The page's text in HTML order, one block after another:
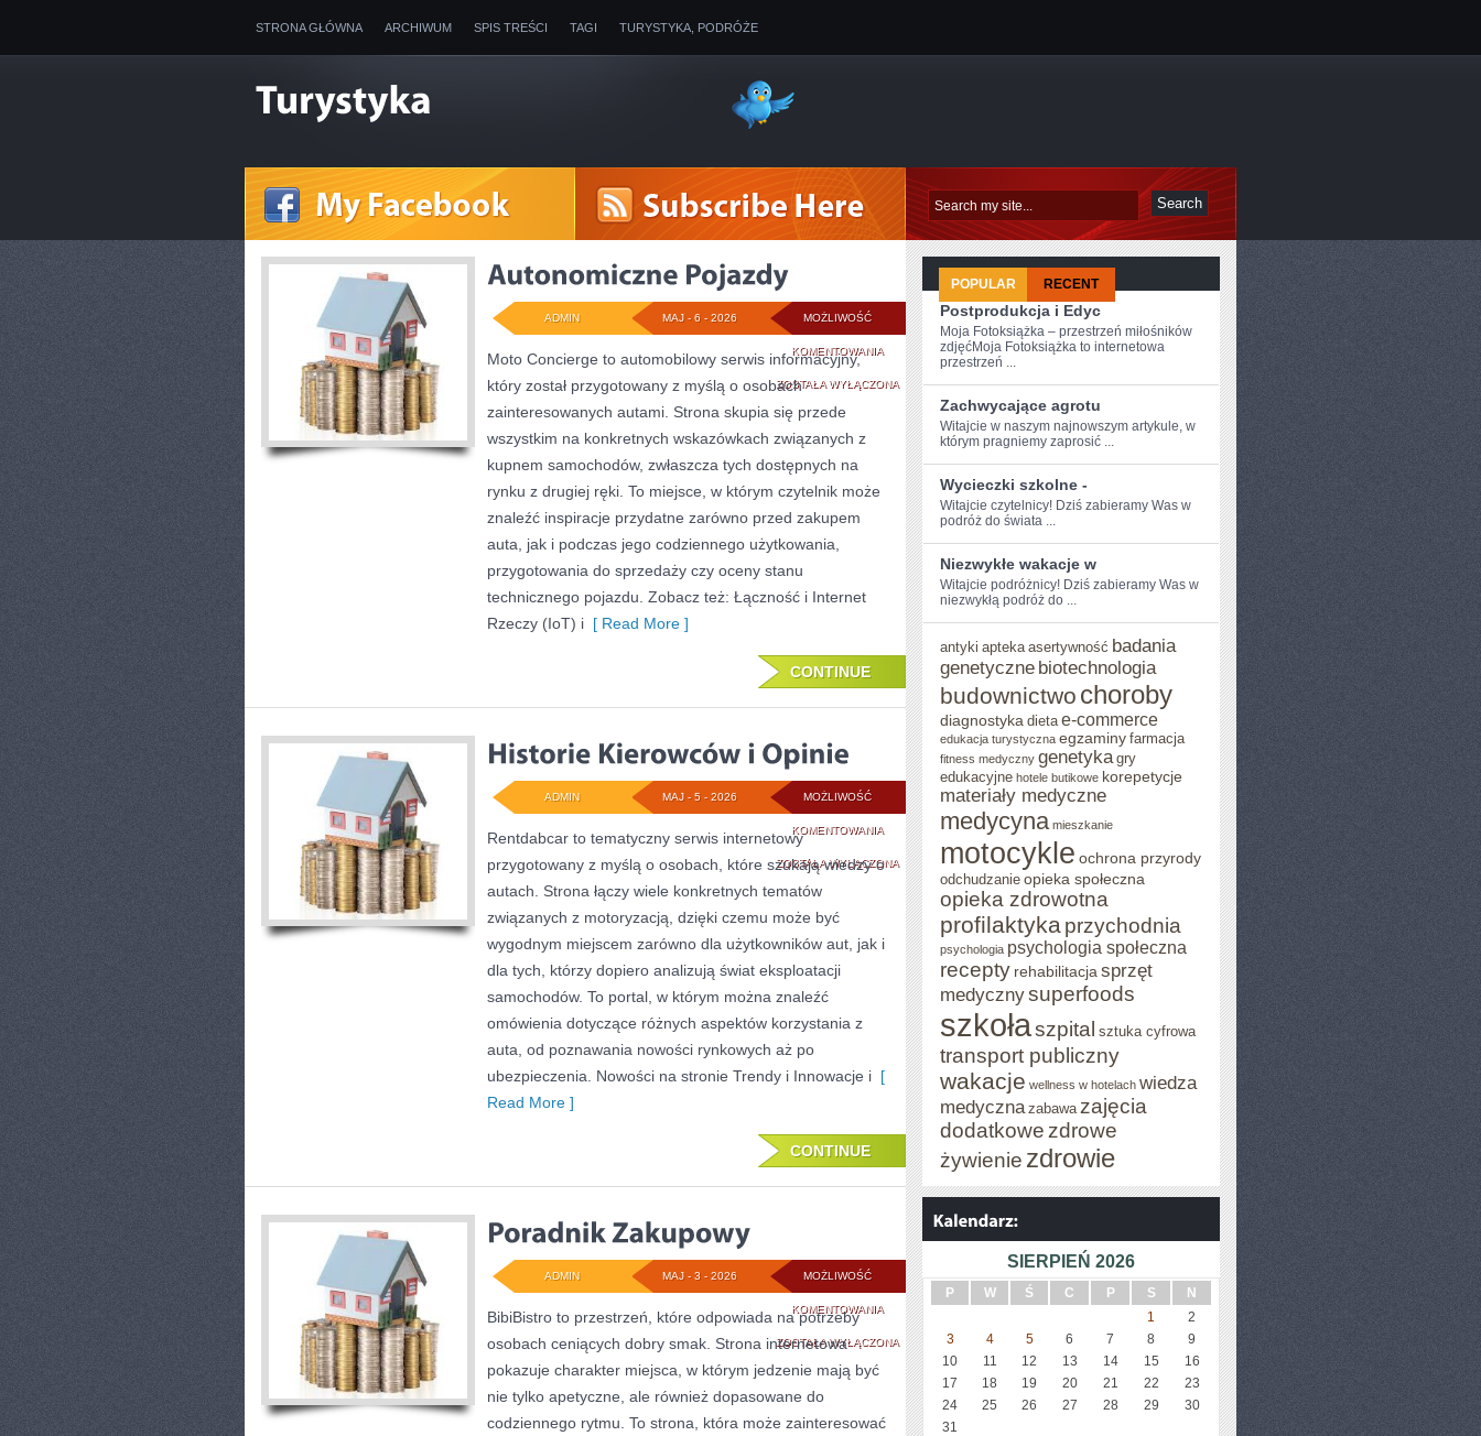
STRONA GŁÓWNA ARCHIWUM SPIS TREŚCI TAGI TURYSTYKA, PODRÓŻE
MOŻLIWOŚĆ
KOMENTOWANIAAUTONOMICZNE
POJAZDY
ZOSTAŁA WYŁĄCZONA
MAJ - 6 - 2026
ADMIN
Moto Concierge to automobilowy serwis informacyjny,
który został przygotowany z myślą o osobach
zainteresowanych autami. Strona skupia się przede
wszystkim na konkretnych wskazówkach związanych z
kupnem samochodów, zwłaszcza tych dostępnych na
rynku z drugiej ręki. To miejsce, w którym czytelnik może
znaleźć inspiracje przydatne zarówno przed zakupem
auta, jak i podczas jego codziennego użytkowania,
przygotowania do sprzedaży czy oceny stanu
technicznego pojazdu. Zobacz też: Łączność i Internet
Rzeczy (IoT) i [ Read More ]
CONTINUE
MOŻLIWOŚĆ
KOMENTOWANIAHISTORIE
KIEROWCÓW
OPINIE
ZOSTAŁA WYŁĄCZONA
MAJ - 5 - 2026
ADMIN
Rentdabcar to tematyczny serwis internetowy
przygotowany z myślą o osobach, które szukają wiedzy o
autach. Strona łączy wiele konkretnych tematów
związanych z motoryzacją, dzięki czemu może być
wygodnym miejscem zarówno dla użytkowników aut, jak i
dla tych, którzy dopiero analizują świat eksploatacji
samochodów. To portal, w którym można znaleźć
omówienia dotyczące różnych aspektów korzystania z
auta, od poznawania nowości rynkowych aż po
ubezpieczenia. Nowości na stronie Trendy i Innowacje i [
Read More ]
CONTINUE
MOŻLIWOŚĆ
KOMENTOWANIAPORADNIK
ZAKUPOWY
ZOSTAŁA WYŁĄCZONA
MAJ - 3 - 2026
ADMIN
BibiBistro to przestrzeń, które odpowiada na potrzeby
osobach ceniących dobry smak. Strona internetowa
pokazuje charakter miejsca, w którym jedzenie mają być
nie tylko apetyczne, ale również dopasowane do
codziennego rytmu. To strona, która może zainteresować
POPULAR RECENT
Postprodukcja i Edyc
Moja Fotoksiążka – przestrzeń miłośników
zdjęćMoja Fotoksiążka to internetowa
przestrzeń ...
Zachwycające agrotu
Witajcie w naszym najnowszym‌ artykule, w
którym pragniemy zaprosić ...
Wycieczki szkolne -
Witajcie czytelnicy!​ Dziś‌ zabieramy Was w
podróż do świata ...
Niezwykłe wakacje w
Witajcie podróżnicy!⁤ Dziś zabieramy Was w
niezwykłą podróż do ...
antyki apteka asertywność badania
genetyczne biotechnologia
budownictwo choroby
diagnostyka dieta e-commerce
edukacja turystyczna egzaminy farmacja
fitness medyczny genetyka gry
edukacyjne hotele butikowe korepetycje
materiały medyczne
medycyna mieszkanie
motocykle ochrona przyrody
odchudzanie opieka społeczna
opieka zdrowotna
profilaktykaprzychodnia
psychologia psychologia społeczna
recepty rehabilitacja sprzęt
medycznysuperfoods
szkołaszpital sztuka cyfrowa
transport publiczny
wakacje wellness w hotelach wiedza
medyczna zabawa zajęcia
dodatkowe zdrowe
żywienie zdrowie
SIERPIEŃ 2026
P W Ś C P S
N
1
2
3
4 5 6 7 8
9
10
11 12 13 14 15
16
17
18 19 20 21 22
23
24
25 26 27 28 29
30
31